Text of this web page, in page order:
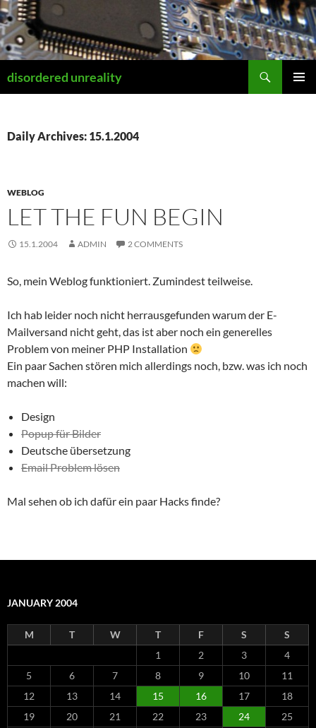
Skip
to
content
disordered unreality
Daily Archives: 15.1.2004
WEBLOG
LET THE FUN BEGIN
15.1.2004 ADMIN 2 COMMENTS
So, mein Weblog funktioniert. Zumindest teilweise.
Ich hab leider noch nicht herrausgefunden warum der E-
Mailversand nicht geht, das ist aber noch ein generelles
Problem von meiner PHP Installation
Ein paar Sachen stören mich allerdings noch, bzw. was ich noch
machen will:
Design
Popup für Bilder
Deutsche übersetzung
Email Problem lösen
Mal sehen ob ich dafür ein paar Hacks finde?
JANUARY 2004
M T W T F S
S
1
2 3
4
5
6 7 8 9 10
11
12
13 14 15 16 17
18
19
20 21 22 23 24
25